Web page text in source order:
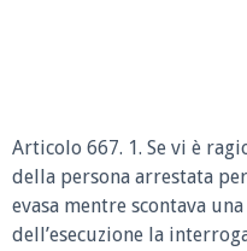
Articolo 667. 1. Se vi è
della persona arrestata
evasa mentre scontava
dell’esecuzione la